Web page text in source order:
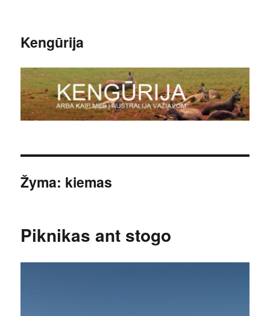
Kengūrija
Žyma: kiemas
Piknikas ant stogo